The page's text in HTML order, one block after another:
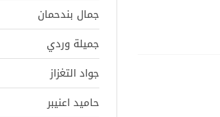
جمال بندحمان
جميلة وردي
جواد التغزاز
حاميد اعنيبر